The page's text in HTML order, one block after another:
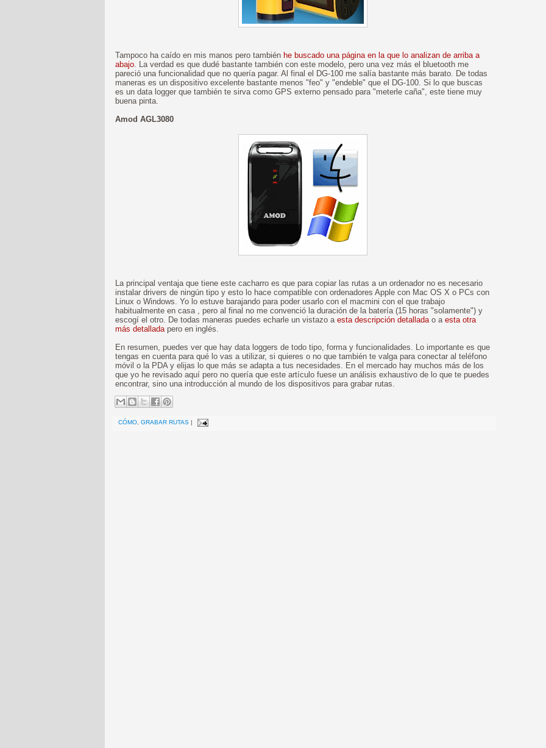
Tampoco ha caído en mis manos pero también he buscado una página en la que lo analizan de arriba a
abajo. La verdad es que dudé bastante también con este modelo, pero una vez más el bluetooth me
pareció una funcionalidad que no quería pagar. Al final el DG-100 me salía bastante más barato. De todas
maneras es un dispositivo excelente bastante menos "feo" y "endeble" que el DG-100. Si lo que buscas
es un data logger que también te sirva como GPS externo pensado para "meterle caña", este tiene muy
buena pinta.
Amod AGL3080
La principal ventaja que tiene este cacharro es que para copiar las rutas a un ordenador no es necesario
instalar drivers de ningún tipo y esto lo hace compatible con ordenadores Apple con Mac OS X o PCs con
Linux o Windows. Yo lo estuve barajando para poder usarlo con el macmini con el que trabajo
habitualmente en casa , pero al final no me convenció la duración de la batería (15 horas "solamente") y
escogí el otro. De todas maneras puedes echarle un vistazo a esta descripción detalladao a esta otra
más detalladapero en inglés.
En resumen, puedes ver que hay data loggers de todo tipo, forma y funcionalidades. Lo importante es que
tengas en cuenta para qué lo vas a utilizar, si quieres o no que también te valga para conectar al teléfono
móvil o la PDA y elijas lo que más se adapta a tus necesidades. En el mercado hay muchos más de los
que yo he revisado aquí pero no quería que este artículo fuese un análisis exhaustivo de lo que te puedes
encontrar, sino una introducción al mundo de los dispositivos para grabar rutas.
CÓMO GRABAR RUTAS |